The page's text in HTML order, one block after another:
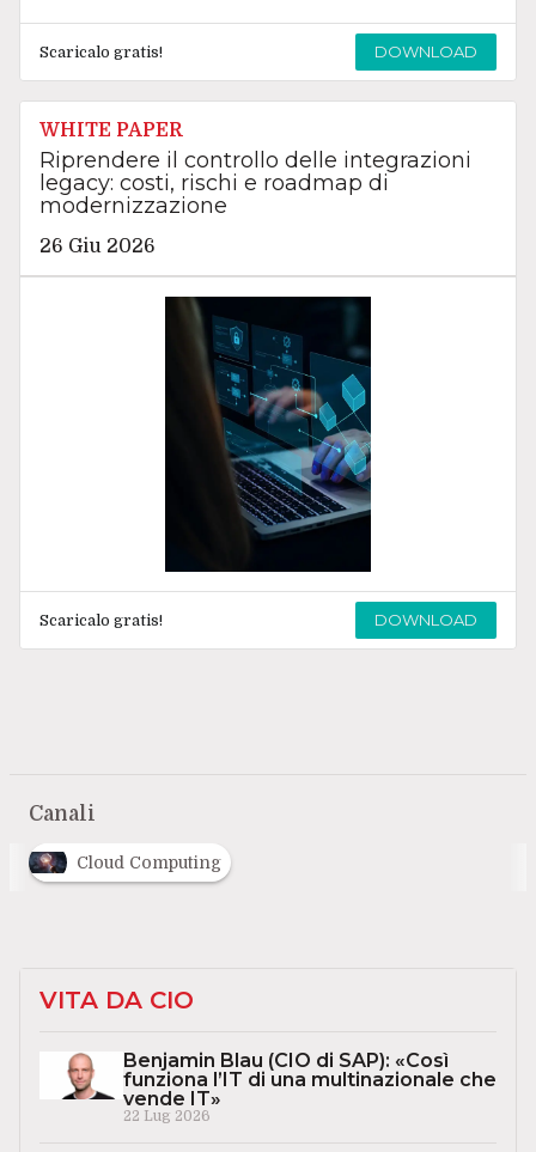
Scaricalo gratis! DOWNLOAD
WHITE PAPER
Riprendere il controllo delle integrazioni
legacy: costi, rischi e roadmap di
modernizzazione
26 Giu 2026
Scaricalo gratis! DOWNLOAD
Canali
Cloud Computing
VITA DA CIO
Benjamin Blau (CIO di SAP): «Così
funziona l’IT di una multinazionale che
vende IT»
22 Lug 2026